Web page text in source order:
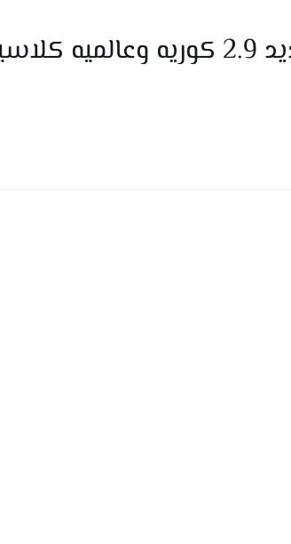
تحميل ملف الطلقه القاتله بقوه التحديث الجديد 2.9 كوريه